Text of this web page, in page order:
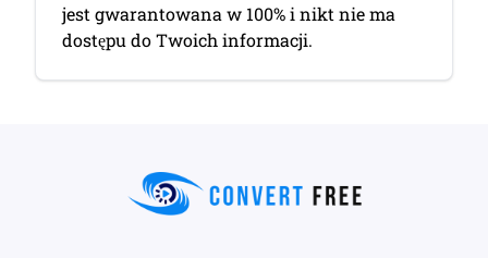
jest gwarantowana w 100% i nikt nie ma
dostępu do Twoich informacji.